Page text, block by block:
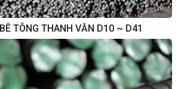
TÔNG THANH VẰN D10 ~ D41